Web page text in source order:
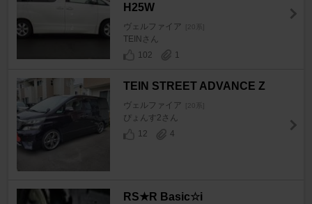
H25W
ヴェルファイア [20系]
TEINさん
102
1
TEIN STREET ADVANCE Z
ヴェルファイア [20系]
ぴょんす2さん
12
4
RS★R Basic☆i